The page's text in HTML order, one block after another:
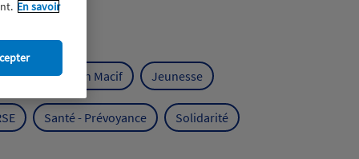
Fondation Macif Jeunesse
Santé - Prévoyance Solidarité
En savoir